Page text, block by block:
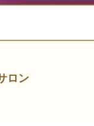
ロン